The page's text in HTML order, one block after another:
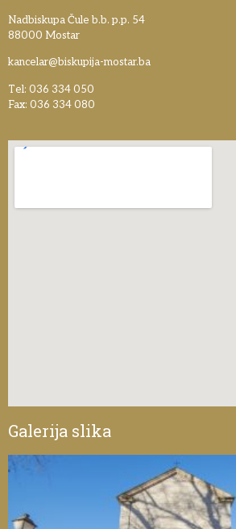
Nadbiskupa Čule b.b. p.p. 54
88000 Mostar
kancelar@biskupija-mostar.ba
Tel: 036 334 050
Fax: 036 334 080
Galerija slika